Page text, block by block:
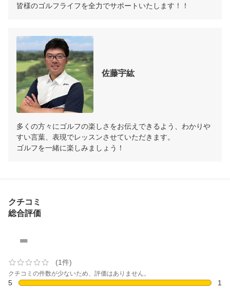
皆様のゴルフライフを全力でサポートいたします！！
佐藤宇紘
多くの方々にゴルフの楽しさをお伝えできるよう、わかりや
すい言葉、表現でレッスンさせていただきます。
ゴルフを一緒に楽しみましょう！
クチコミ
総合評価
-
(1件)
クチコミの件数が少ないため、評価はありません。
5
1